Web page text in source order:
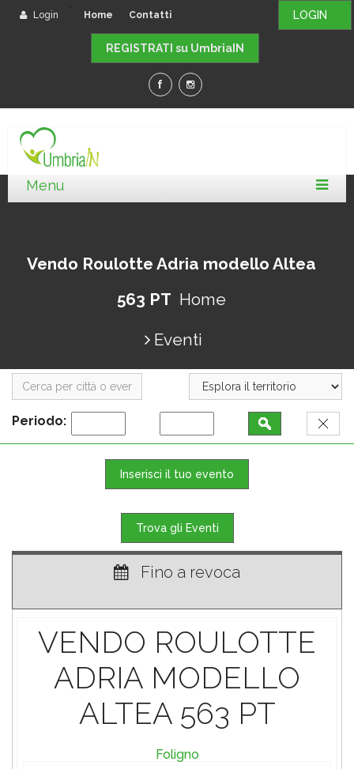
LOGIN
Login Home Contatti
REGISTRATI su UmbriaIN
Vendo Roulotte Adria modello Altea
563 PT Home
Eventi
Periodo:
Inserisci il tuo evento
Trova gli Eventi
Fino a revoca
VENDO ROULOTTE
ADRIA MODELLO
ALTEA 563 PT
Foligno